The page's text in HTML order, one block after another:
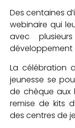
Des centaines
webinaire qui
avec
développement
La célébration
jeunesse se
de chèque aux
remise de kits
des centres de